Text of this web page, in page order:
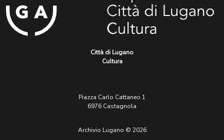
Città di Lugano
Cultura
Piazza Carlo Cattaneo 1
6976 Castagnola
Archivio Lugano © 2026